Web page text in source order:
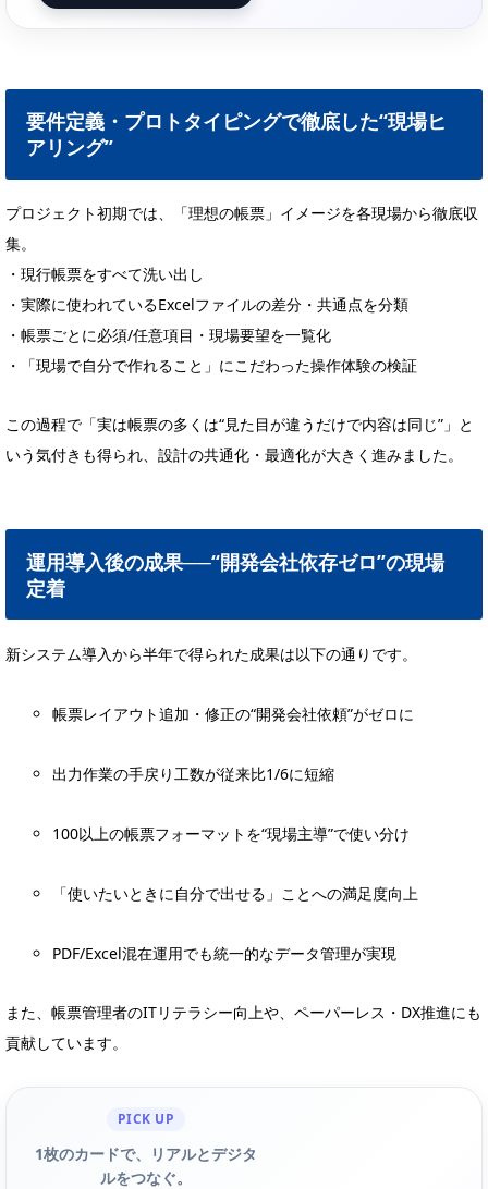
要件定義・プロトタイピングで徹底した“現場ヒ
アリング”
プロジェクト初期では、「理想の帳票」イメージを各現場から徹底収
集。
・現行帳票をすべて洗い出し
・実際に使われているExcelファイルの差分・共通点を分類
・帳票ごとに必須/任意項目・現場要望を一覧化
・「現場で自分で作れること」にこだわった操作体験の検証
この過程で「実は帳票の多くは“見た目が違うだけで内容は同じ”」と
いう気付きも得られ、設計の共通化・最適化が大きく進みました。
運用導入後の成果──“開発会社依存ゼロ”の現場
定着
新システム導入から半年で得られた成果は以下の通りです。
帳票レイアウト追加・修正の“開発会社依頼”がゼロに
出力作業の手戻り工数が従来比1/6に短縮
100以上の帳票フォーマットを“現場主導”で使い分け
「使いたいときに自分で出せる」ことへの満足度向上
PDF/Excel混在運用でも統一的なデータ管理が実現
また、帳票管理者のITリテラシー向上や、ペーパーレス・DX推進にも
貢献しています。
PICK UP
1枚のカードで、リアルとデジタ
ルをつなぐ。